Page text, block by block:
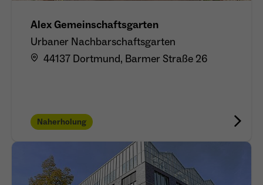
Alex Gemeinschaftsgarten
Urbaner Nachbarschaftsgarten
44137 Dortmund, Barmer Straße 26
Naherholung